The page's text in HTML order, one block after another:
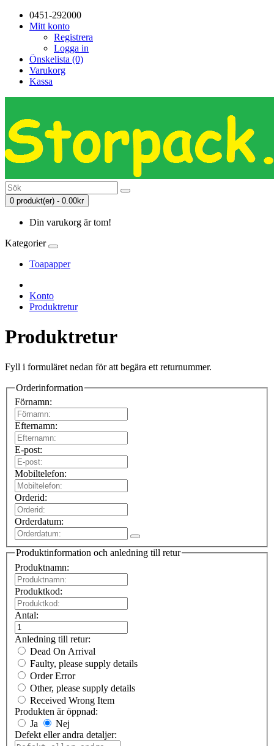
0451-292000
Mitt konto
Registrera
Logga in
Önskelista (0)
Varukorg
Kassa
0 produkt(er) - 0.00kr
Din varukorg är tom!
Kategorier
Toapapper
Konto
Produktretur
Produktretur
Fyll i formuläret nedan för att begära ett returnummer.
Orderinformation
Förnamn:
Efternamn:
E-post:
Mobiltelefon:
Orderid:
Orderdatum:
Produktinformation och anledning till retur
Produktnamn:
Produktkod:
Antal:
Anledning till retur:
Dead On Arrival
Faulty, please supply details
Order Error
Other, please supply details
Received Wrong Item
Produkten är öppnad:
Ja
Nej
Defekt eller andra detaljer: